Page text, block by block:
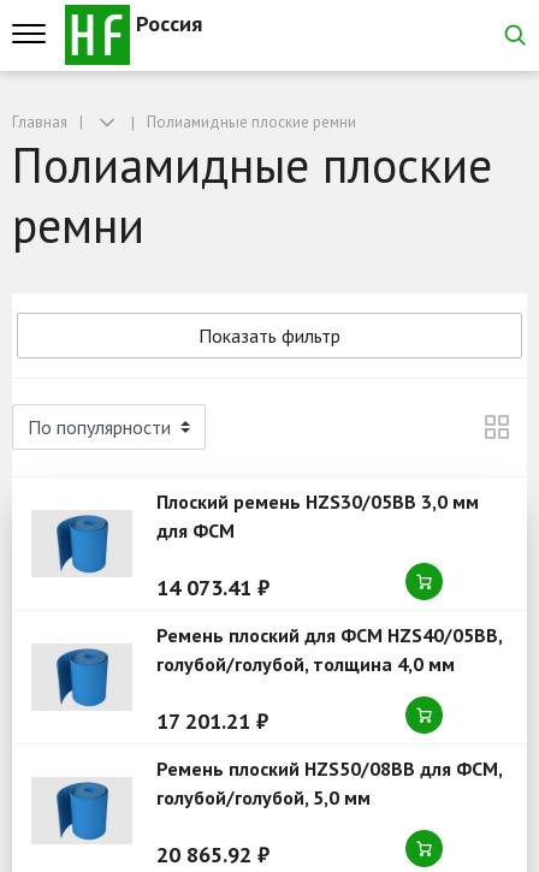
Россия
Главная Полиамидные плоские ремни
Полиамидные плоские
ремни
Показать фильтр
Плоский ремень HZS30/05BB 3,0 мм
для ФСМ
14 073.41 ₽
Ремень плоский для ФСМ HZS40/05BB,
голубой/голубой, толщина 4,0 мм
17 201.21 ₽
Ремень плоский HZS50/08BB для ФСМ,
голубой/голубой, 5,0 мм
20 865.92 ₽